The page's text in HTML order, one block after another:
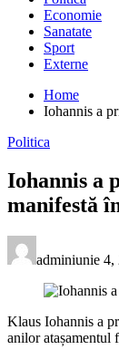
Economie
Sanatate
Sport
Externe
Home
Iohannis a
Politica
Iohannis a
manifestă
adminiunie 4,
Klaus Iohannis a
anilor atașamentul